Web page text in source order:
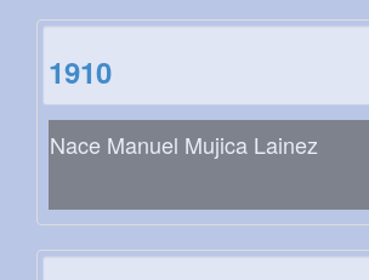
1910
Nace Manuel Mujica Lainez